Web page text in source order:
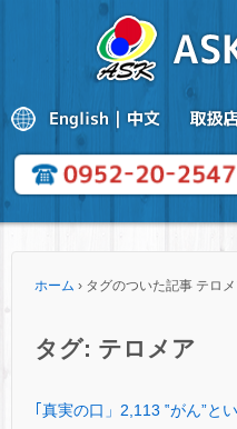
ホーム › タグのついた記事 テロ
タグ: テロメア
｢真実の口」2,113 ‟がん”と